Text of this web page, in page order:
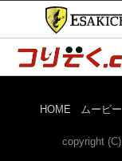
HOME ムービー
copyright (C)